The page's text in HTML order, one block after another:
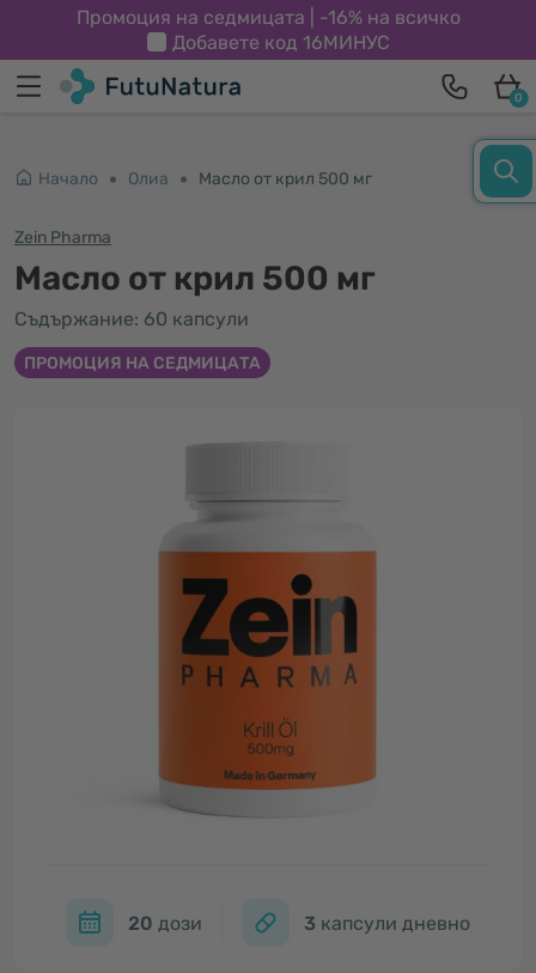
Промоция на седмицата | -16% на всичко
Добавете код 16МИНУС
0
Начало Олиа Масло от крил 500 мг
Zein Pharma
Масло от крил 500 мг
Съдържание: 60 капсули
ПРОМОЦИЯ НА СЕДМИЦАТА
20 дози 3 капсули дневно